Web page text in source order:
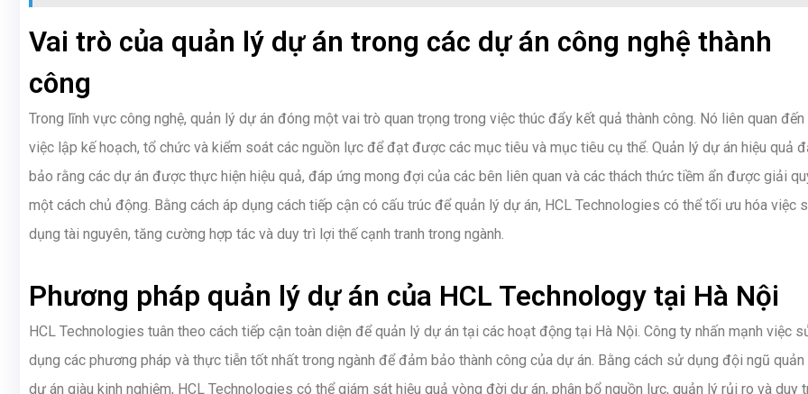
Vai trò của quản lý dự án trong các dự án công nghệ thành
công
Trong lĩnh vực công nghệ, quản lý dự án đóng một vai trò quan trọng trong việc thúc đẩy kết quả thành công. Nó liên quan đến
việc lập kế hoạch, tổ chức và kiểm soát các nguồn lực để đạt được các mục tiêu và mục tiêu cụ thể. Quản lý dự án hiệu quả
bảo rằng các dự án được thực hiện hiệu quả, đáp ứng mong đợi của các bên liên quan và các thách thức tiềm ẩn được giải
một cách chủ động. Bằng cách áp dụng cách tiếp cận có cấu trúc để quản lý dự án, HCL Technologies có thể tối ưu hóa việc
dụng tài nguyên, tăng cường hợp tác và duy trì lợi thế cạnh tranh trong ngành.
Phương pháp quản lý dự án của HCL Technology tại Hà Nội
HCL Technologies tuân theo cách tiếp cận toàn diện để quản lý dự án tại các hoạt động tại Hà Nội. Công ty nhấn mạnh việc
dụng các phương pháp và thực tiễn tốt nhất trong ngành để đảm bảo thành công của dự án. Bằng cách sử dụng đội ngũ quản
dự án giàu kinh nghiệm, HCL Technologies có thể giám sát hiệu quả vòng đời dự án, phân bổ nguồn lực, quản lý rủi ro và duy